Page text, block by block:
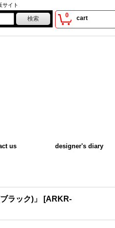
サイト
0 cart
us designer's diary
ラック)」 [ARKR-